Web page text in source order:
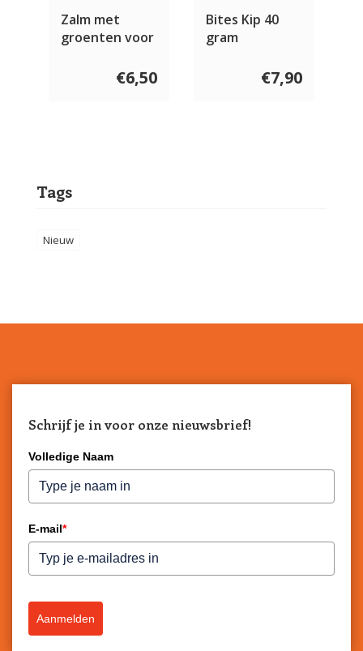
Zalm met
groenten voor
€6,50
Bites Kip 40
gram
€7,90
Tags
Nieuw
Schrijf je in voor onze nieuwsbrief!
Volledige Naam
E-mail*
Aanmelden